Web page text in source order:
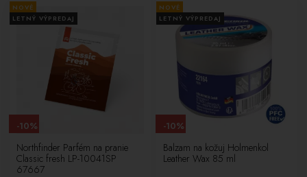
NOVÉ
LETNÝ VÝPREDAJ
Northfinder Parfém na pranie
Classic fresh LP-10041SP
67667
-10%
NOVÉ
LETNÝ VÝPREDAJ
Balzam na kožuj Holmenkol
Leather Wax 85 ml
-10%